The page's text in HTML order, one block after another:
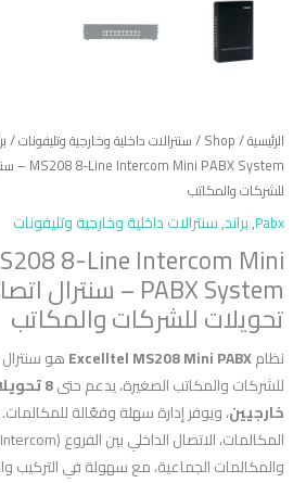
الرئيسية/
Shop
/سنترالات داخلية وخارجية وتليفونات/
للشركات والمكاتب
Pabx
,براند,سنترالات داخلية وخارجية وتليفونات
8-Line Intercom Mini
تحويلات للشركات والمكاتب
نظامExcelltel MS208 Mini PABXهو
للشركات والمكاتب الصغيرة، يدعم حتى 8
خارجيين، ويوفر إدارة سهلة وفعّالة
والمكالمات الجماعية، مع سهولة في التركيب